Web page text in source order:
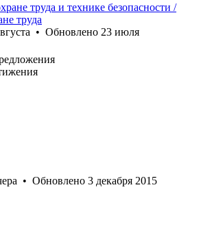
труда и технике безопасности /
труда
• Обновлено 23 июля
• Обновлено 3 декабря 2015